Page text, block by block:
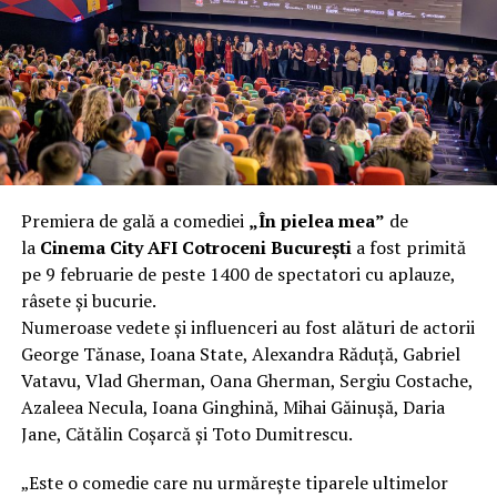
încât nu a mai putut fi pliat. Proprietarul l-a aruncat la
fier vechi a doua zi. Asta ca să fie clar de la început: nu
vorbim despre preferințe estetice, ci despre
funcționalitate reală.
Aluminiul, pe scurt: ușor,
rezistent la coroziune, dar cu
nuanțe
Aluminiul e materialul care apare primul în conversație
când cineva caută un pavilion ușor. Și pe bună dreptate.
Densitatea aluminiului e de aproximativ 2,7 g/cm³, față
de circa 7,8 g/cm³ pentru oțel. Practic, la un volum
identic, aluminiul cântărește cam o treime din greutatea
oțelului. Pentru oricine transportă, montează și
demontează frecvent o structură, diferența asta se
simte enorm.
Premiera de gală a comediei „În pielea mea” de
la Cinema City AFI Cotroceni Bucureștia fost primită
pe 9 februarie de peste 1400 de spectatori cu aplauze,
râsete și bucurie.
Numeroase vedete și influenceri au fost alături de actorii
George Tănase, Ioana State, Alexandra Răduță, Gabriel
Vatavu, Vlad Gherman, Oana Gherman, Sergiu Costache,
Azaleea Necula, Ioana Ginghină, Mihai Găinușă, Daria
Jane, Cătălin Coșarcă și Toto Dumitrescu.
„Este o comedie care nu urmărește tiparele ultimelor